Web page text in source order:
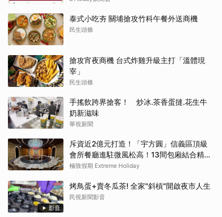
泰式小吃夯 關埔搶攻竹科午餐外送商機
民生頭條
搶攻宵夜商機 台式炸雞升級主打「溫體現
宰」
民生頭條
手搖飲跨界搶客！ 炒冰.茶香蛋撻.花生牛
奶新滋味
華視新聞
斥資近2億元打造！「宇方圓」信義區頂級
會所餐廳進駐微風松高！13間包廂結合精緻
粵菜與社交娛樂
極致假期 Extreme Holiday
影音
烤鳥蛋+賣冬瓜茶! 全家"斜槓"開啟夜市人生
民視新聞影音